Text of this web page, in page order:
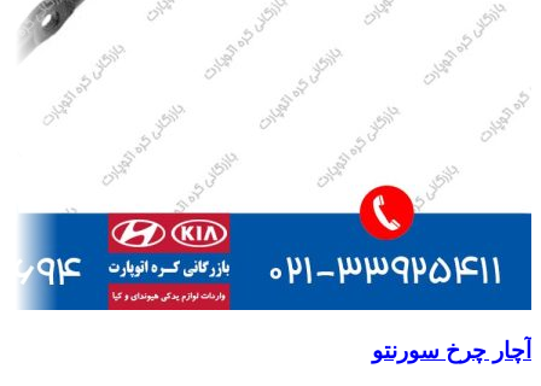
آچار چرخ سورنتو